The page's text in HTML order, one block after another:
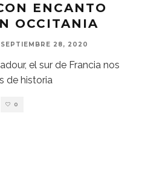
ENCANTO
OCCITANIA
SEPTIEMBRE 28, 2020
el sur de Francia nos
de historia
0